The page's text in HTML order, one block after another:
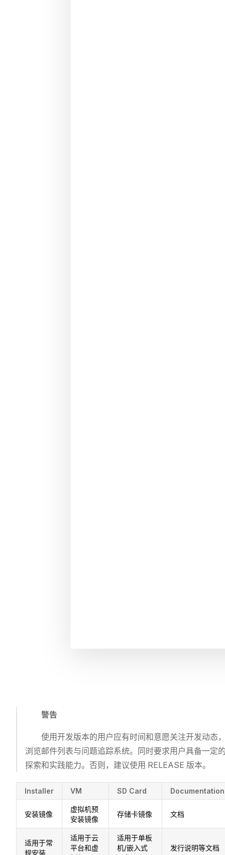
警告
使用开发版本的用户应有时间和意愿关注开发动态
浏览邮件列表与问题追踪系统。同时要求用户具备一定
探索和实践能力。否则，建议使用 RELEASE 版本。
Installer VM SD Card Documentation
安装镜像
虚拟机预
安装镜像
存储卡镜像 文档
适用于常
规安装
适用于云
平台和虚
适用于单板
机/嵌入式
发行说明等文档